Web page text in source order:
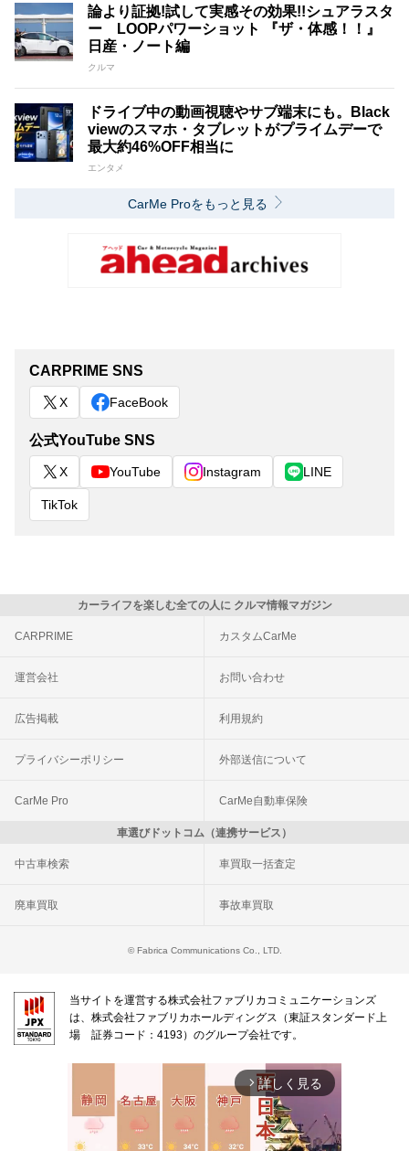
論より証拠!試して実感その効果!!シュアラスタ
ー LOOPパワーショット 『ザ・体感！！』
日産・ノート編
クルマ
ドライブ中の動画視聴やサブ端末にも。Black
viewのスマホ・タブレットがプライムデーで
最大約46%OFF相当に
エンタメ
CarMe Proをもっと見る
CARPRIME SNS
X FaceBook
公式YouTube SNS
X YouTube Instagram LINE
TikTok
カーライフを楽しむ全ての人に クルマ情報マガジン
CARPRIME カスタムCarMe
運営会社 お問い合わせ
広告掲載 利用規約
プライバシーポリシー 外部送信について
CarMe Pro CarMe自動車保険
車選びドットコム（連携サービス）
中古車検索 車買取一括査定
廃車買取 事故車買取
© Fabrica Communications Co., LTD.
当サイトを運営する株式会社ファブリカコミュニケーションズ
は、株式会社ファブリカホールディングス（東証スタンダード上
場 証券コード：4193）のグループ会社です。
arrow_forward_ios 詳しく見る